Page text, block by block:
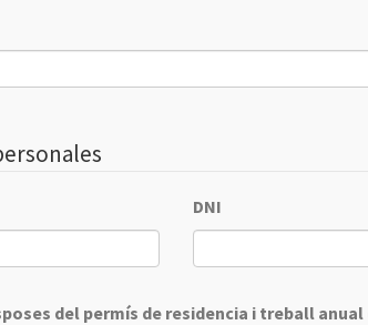
DNI
del permís de residencia i treball